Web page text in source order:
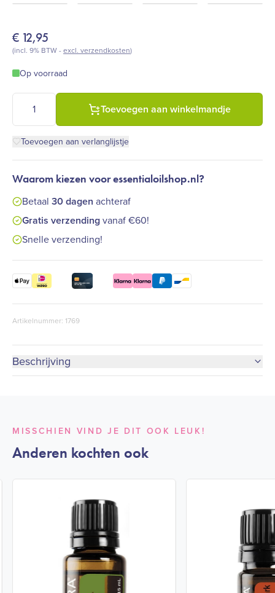
€12,95
(incl. 9% BTW -excl. verzendkosten)
Op voorraad
Pure Naturals - Gedroogde Lavendel bloemetjes - biologisch
Toevoegen aan winkelmandje
Toevoegen aan verlanglijstje
Waarom kiezen voor essentialoilshop.nl?
Betaal 30 dagen achteraf
Gratis verzendingvanaf €60!
Snelle verzending!
Artikelnummer: 1769
Beschrijving
MISSCHIEN VIND JE DIT OOK LEUK!
Anderen kochten ook